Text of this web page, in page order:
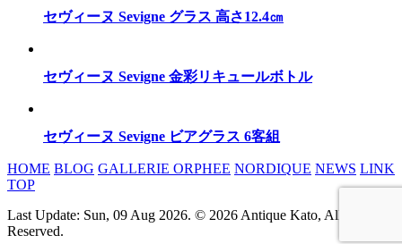
セヴィーヌ Sevigne グラス 高さ12.4㎝
セヴィーヌ Sevigne 金彩リキュールボトル
セヴィーヌ Sevigne ビアグラス 6客組
HOME BLOG GALLERIE ORPHEE NORDIQUE NEWS LINK
TOP
Last Update: Sun, 09 Aug 2026. © 2026 Antique Kato, All rights
Reserved.